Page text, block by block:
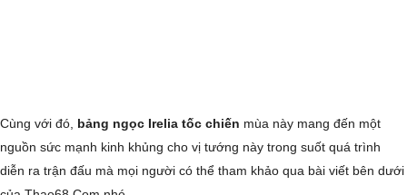
Cùng với đó, bảng ngọc Irelia tốc chiến mùa này mang đến một
nguồn sức mạnh kinh khủng cho vị tướng này trong suốt quá trình
diễn ra trận đấu mà mọi người có thể tham khảo qua bài viết bên dưới